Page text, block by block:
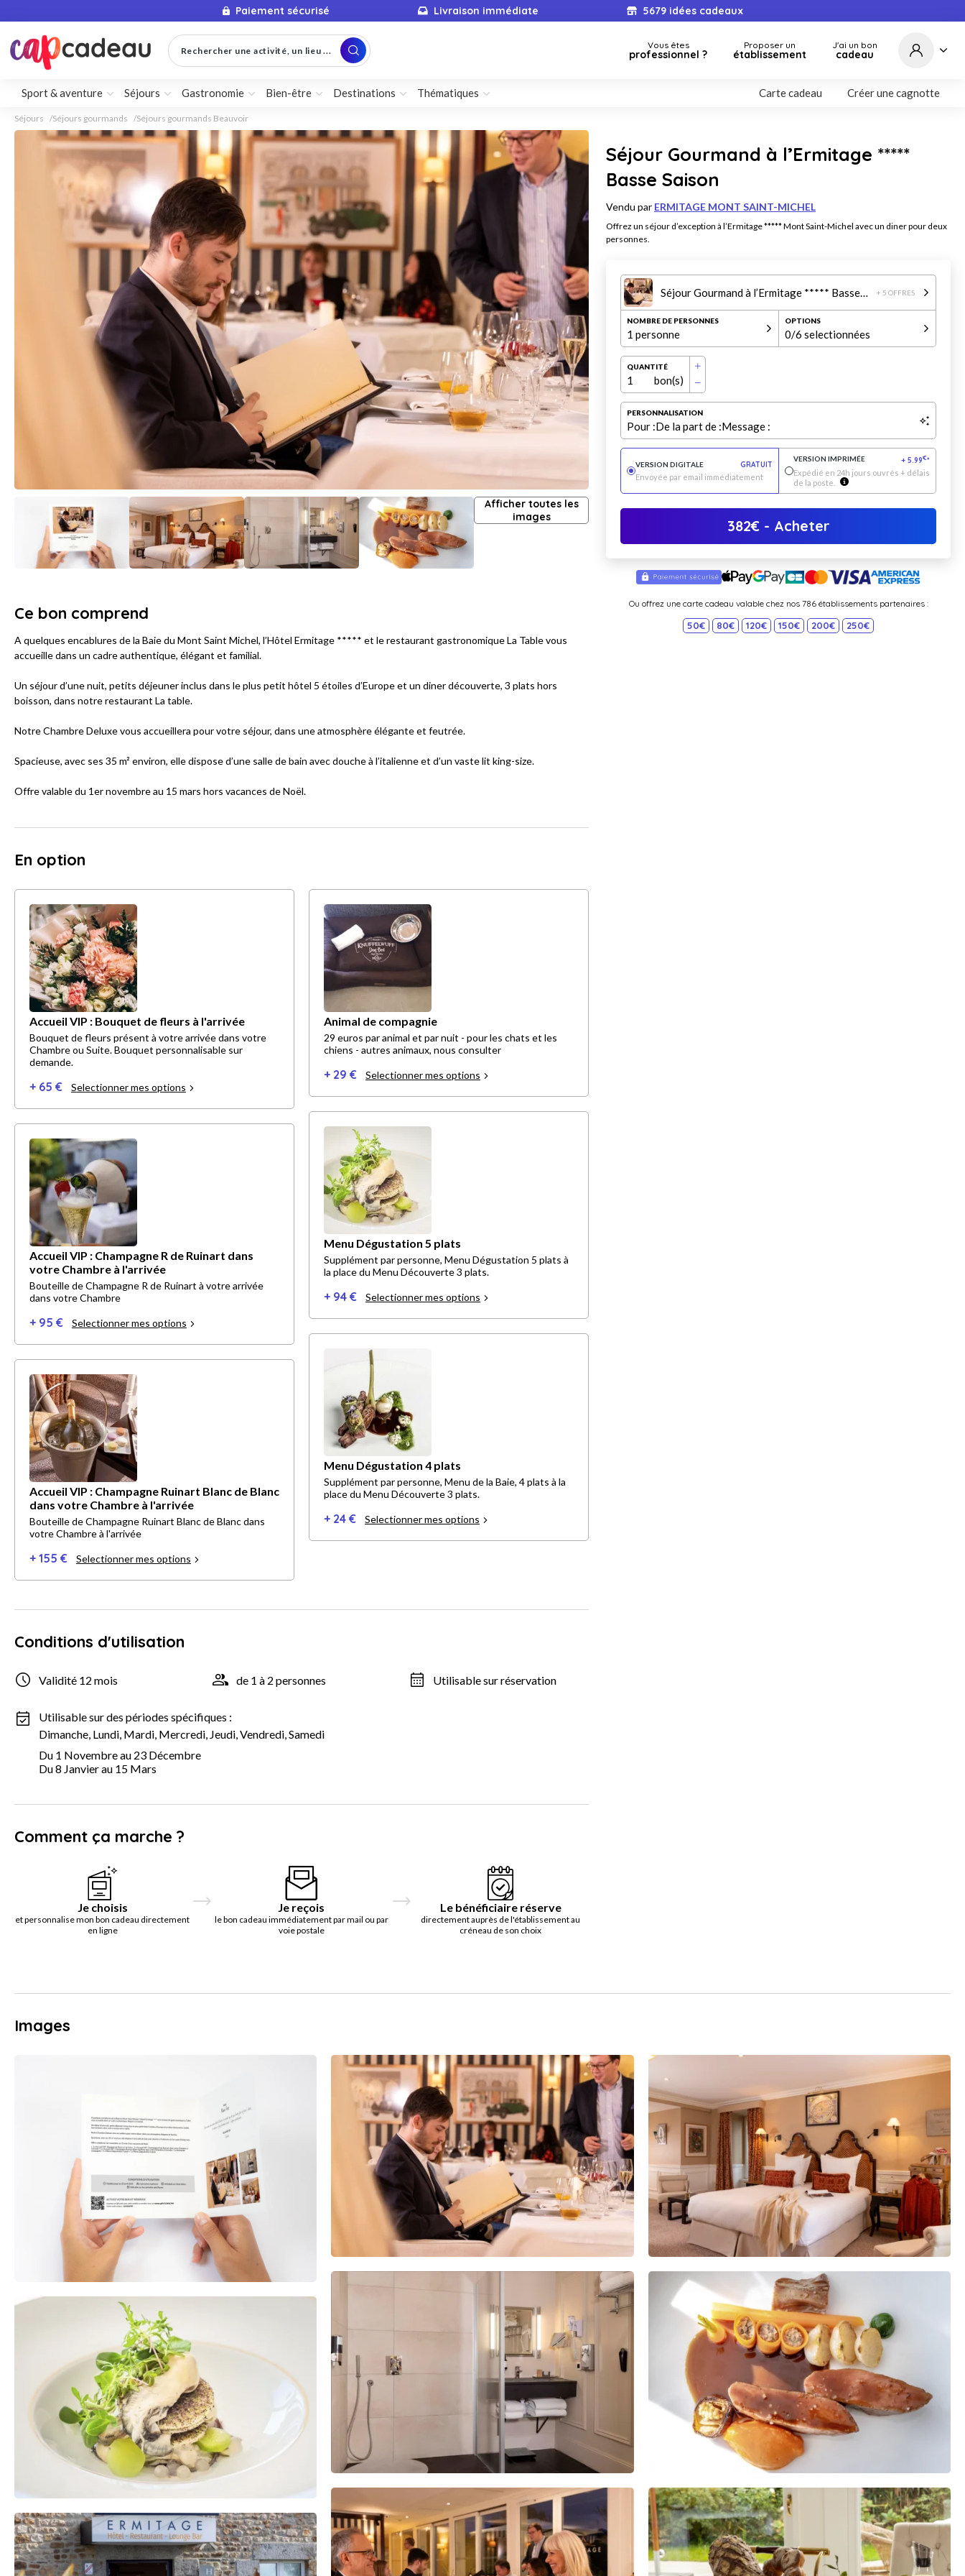
Paiement sécurisé Livraison immédiate 5679 idées cadeaux
Rechercher une activité, un lieu ... Vous êtes
professionnel ?
Proposer un
établissement
J'ai un bon
cadeau
Sport & aventure Séjours Gastronomie Bien-être Destinations Thématiques Carte cadeau Créer une cagnotte
Séjours Séjours gourmands Séjours gourmands Beauvoir
Afficher toutes les
images
Séjour Gourmand à l’Ermitage *****
Basse Saison
Vendu par ERMITAGE MONT SAINT-MICHEL
Offrez un séjour d’exception à l’Ermitage ***** Mont Saint-Michel avec un diner pour deux
personnes.
Séjour Gourmand à l’Ermitage ***** Basse Saison + 5 OFFRES
NOMBRE DE PERSONNES
1 personne
OPTIONS
0/6 selectionnées
QUANTITÉ
1 bon(s)
PERSONNALISATION
Pour :De la part de :Message :
VERSION DIGITALE
GRATUIT
Envoyée par email immédiatement
VERSION IMPRIMÉE + 5.99€*
Expédié en 24h jours ouvrés + délais
de la poste.
382€- Acheter
Ou offrez une carte cadeau valable chez nos 786 établissements partenaires :
50€ 80€ 120€ 150€ 200€ 250€
Ce bon comprend
A quelques encablures de la Baie du Mont Saint Michel, l’Hôtel Ermitage ***** et le restaurant gastronomique La Table vous
accueille dans un cadre authentique, élégant et familial.
Un séjour d’une nuit, petits déjeuner inclus dans le plus petit hôtel 5 étoiles d’Europe et un diner découverte, 3 plats hors
boisson, dans notre restaurant La table.
Notre Chambre Deluxe vous accueillera pour votre séjour, dans une atmosphère élégante et feutrée.
Spacieuse, avec ses 35 m² environ, elle dispose d’une salle de bain avec douche à l’italienne et d’un vaste lit king-size.
Offre valable du 1er novembre au 15 mars hors vacances de Noël.
En option
Accueil VIP : Bouquet de fleurs à l'arrivée
Bouquet de fleurs présent à votre arrivée dans votre
Chambre ou Suite. Bouquet personnalisable sur
demande.
+ 65 € Selectionner mes options
Accueil VIP : Champagne R de Ruinart dans
votre Chambre à l'arrivée
Bouteille de Champagne R de Ruinart à votre arrivée
dans votre Chambre
+ 95 € Selectionner mes options
Accueil VIP : Champagne Ruinart Blanc de Blanc
dans votre Chambre à l'arrivée
Bouteille de Champagne Ruinart Blanc de Blanc dans
votre Chambre à l'arrivée
+ 155 € Selectionner mes options
Animal de compagnie
29 euros par animal et par nuit - pour les chats et les
chiens - autres animaux, nous consulter
+ 29 € Selectionner mes options
Menu Dégustation 5 plats
Supplément par personne, Menu Dégustation 5 plats à
la place du Menu Découverte 3 plats.
+ 94 € Selectionner mes options
Menu Dégustation 4 plats
Supplément par personne, Menu de la Baie, 4 plats à la
place du Menu Découverte 3 plats.
+ 24 € Selectionner mes options
Conditions d'utilisation
Validité 12 mois de 1 à 2 personnes Utilisable sur réservation
Utilisable sur des périodes spécifiques :
Dimanche, Lundi, Mardi, Mercredi, Jeudi, Vendredi, Samedi
Du 1 Novembre au 23 Décembre
Du 8 Janvier au 15 Mars
Comment ça marche ?
Je choisis
et personnalise mon bon cadeau directement
en ligne
Je reçois
le bon cadeau immédiatement par mail ou par
voie postale
Le bénéficiaire réserve
directement auprès de l'établissement au
créneau de son choix
Images